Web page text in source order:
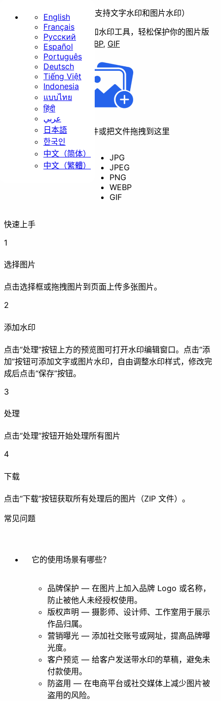
调整尺寸 裁剪
码
增强
压缩
滤镜
抠图
给图片添加水印（支持文字水印和图片水印）
免费、本地、无限量批量加水印工具，轻松保护你的图片版
支持 JPG,PNG WEBP, GIF
点击选择文件或把文件拖拽到这里
JPG
JPEG
PNG
WEBP
GIF
快速上手
1
选择图片
点击选择框或拖拽图片到页面上传多张图片。
2
添加水印
点击“处理”按钮上方的预览图可打开水印编辑窗口。点击“添
加”按钮可添加文字或图片水印，自由调整水印样式，修改完
成后点击“保存”按钮。
3
处理
点击“处理”按钮开始处理所有图片
4
下载
点击“下载”按钮获取所有处理后的图片（ZIP 文件）。
常见问题
它的使用场景有哪些？
品牌保护 — 在图片上加入品牌 Logo 或名称，
防止被他人未经授权使用。
版权声明 — 摄影师、设计师、工作室用于展示
作品归属。
营销曝光 — 添加社交账号或网址，提高品牌曝
光度。
客户预览 — 给客户发送带水印的草稿，避免未
付款使用。
防盗用 — 在电商平台或社交媒体上减少图片被
盗用的风险。
English
Français
Русский
Español
Português
Deutsch
Tiếng Việt
Indonesia
แบบไทย
हिंदी
عربي
日本語
한국인
中文（简体）
中文（繁體）